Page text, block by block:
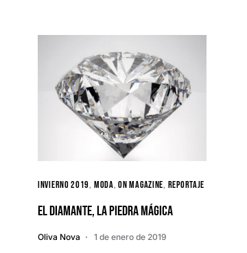
Invierno 2019 Moda ON MAGAZINE REPORTAJE
El diamante, la piedra mágica
Oliva Nova 1 de enero de 2019